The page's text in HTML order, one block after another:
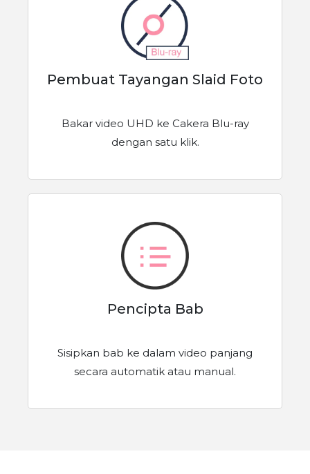
Pembuat Tayangan Slaid Foto
Bakar video UHD ke Cakera Blu-ray
dengan satu klik.
Pencipta Bab
Sisipkan bab ke dalam video panjang
secara automatik atau manual.